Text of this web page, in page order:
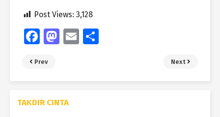
Post Views: 3,128
Fa
b
o
o
M
d
o
E
l
e
Prev Next
TAKDIR CINTA